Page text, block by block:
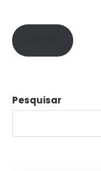
Pesquisar